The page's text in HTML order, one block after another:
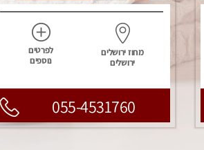
מחוז ירושלים
ירושלים
לפרטים
נוספים
055-4531760